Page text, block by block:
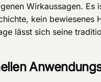
Wirkaussagen.
kein
lässt sich seine